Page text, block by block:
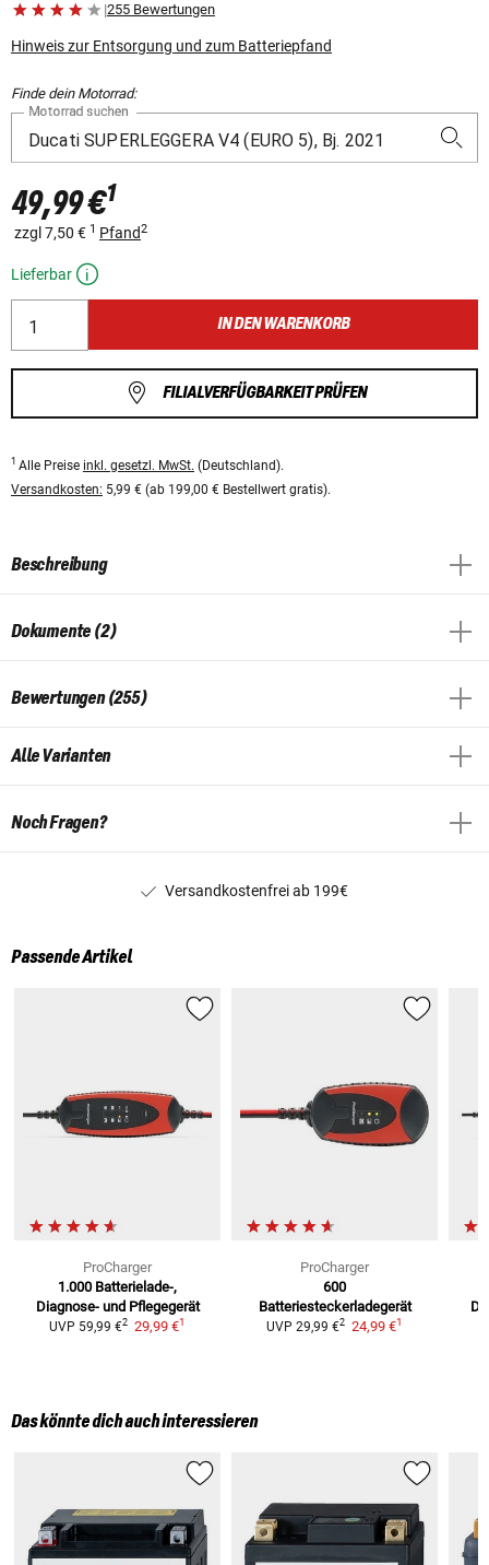
|255 Bewertungen
Hinweis zur Entsorgung und zum Batteriepfand
Finde dein Motorrad:
Motorrad suchen
49,99 €1
zzgl 7,50 € 1 Pfand2
Lieferbar
IN DEN WARENKORB
FILIALVERFÜGBARKEIT PRÜFEN
1 Alle Preise inkl. gesetzl. MwSt. (Deutschland).
Versandkosten: 5,99 € (ab 199,00 € Bestellwert gratis).
Beschreibung
Dokumente (2)
Bewertungen (255)
Alle Varianten
Noch Fragen?
Versandkostenfrei ab 199€
Passende Artikel
ProCharger
1.000 Batterielade-,
Diagnose- und Pflegegerät
UVP 59,99 €2 29,99 €1
ProCharger
600
Batteriesteckerladegerät
UVP 29,99 €2 24,99 €1
Das könnte dich auch interessieren